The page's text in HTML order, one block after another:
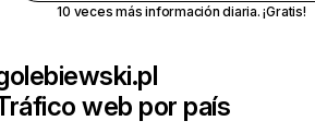
10 veces más información diaria. ¡Gratis!
web por país